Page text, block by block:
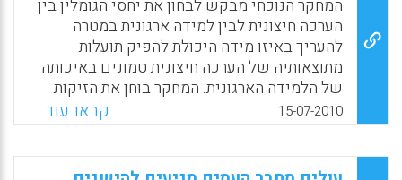
לקראת המבדקים הללו ( טלילה נשר).
WhatsApp
Facebook
Email
X
המחקר הנוכחי מבקש לבחון את יחסי הגומלין בין
הערכה חיצונית לבין למידה ארגונית במטרה
להעריך באיזו מידה היכולת להפיק תועלות
מתוצאותיה של הערכה חיצונית טמונים באיכותה
של הלמידה הארגונית. המחקר בוחן את הזיקות
שבין מאפייני הלמידה הארגונית הבית ספרית
לבין הערכה חיצונית באמצעות מבחני המיצ"ב:
בהתייחס להיערכות לקראתם, לשימוש
בתוצאותיהם ולקשר שלהם להישגי הלומדים
15-07-2010 קראו עוד...